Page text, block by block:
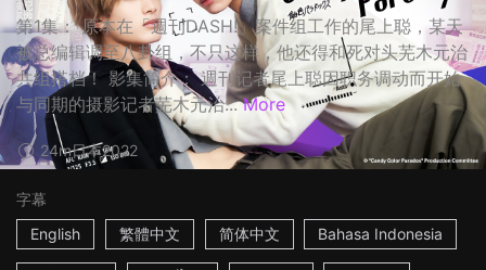
第1集： 原本在「週刊DASH!」案件组工作的尾上聪，某天
被总编辑调至八卦组，不只这样，他还得和死对头芜木元治
共组搭档！ 影集简介： 週刊记者尾上聪因职务调动而开始
与同期的摄影记者芜木元治... More
24m日本2022
字幕
English
繁體中文 简体中文 Bahasa Indonesia